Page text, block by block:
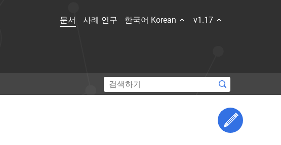
문서 사례 연구 한국어 Korean v1.17